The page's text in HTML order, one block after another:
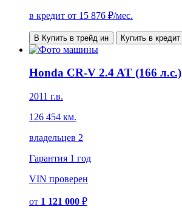
в кредит от 15 876 ₽/мес.
В Купить в трейд ин Купить в кредит
Honda CR-V 2.4 AT (166 л.с.)
2011 г.в.
126 454 км.
владельцев 2
Гарантия 1 год
VIN проверен
от 1 121 000 ₽